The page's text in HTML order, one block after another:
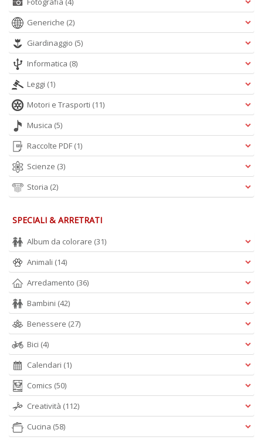
Generiche (2)
Giardinaggio (5)
Informatica (8)
Leggi (1)
Motori e Trasporti (11)
Musica (5)
Raccolte PDF (1)
Scienze (3)
Storia (2)
SPECIALI & ARRETRATI
Album da colorare (31)
Animali (14)
Arredamento (36)
Bambini (42)
Benessere (27)
Bici (4)
Calendari (1)
Comics (50)
Creatività (112)
Cucina (58)